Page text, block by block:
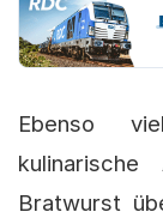
Ebenso
Bratwurst